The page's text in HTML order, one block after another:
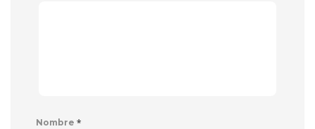
Nombre *